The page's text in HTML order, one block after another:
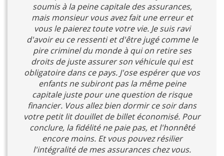
soumis à la peine capitale des assurances,
mais monsieur vous avez fait une erreur et
vous le paierez toute votre vie. Je suis ravi
d'avoir eu ce ressenti et d'être jugé comme le
pire criminel du monde à qui on retire ses
droits de juste assurer son véhicule qui est
obligatoire dans ce pays. J'ose espérer que vos
enfants ne subiront pas la même peine
capitale juste pour une question de risque
financier. Vous allez bien dormir ce soir dans
votre petit lit douillet de billet économisé. Pour
conclure, la fidélité ne paie pas, et l'honnêté
encore moins. Et vous pouvez résilier
l'intégralité de mes assurances chez vous.